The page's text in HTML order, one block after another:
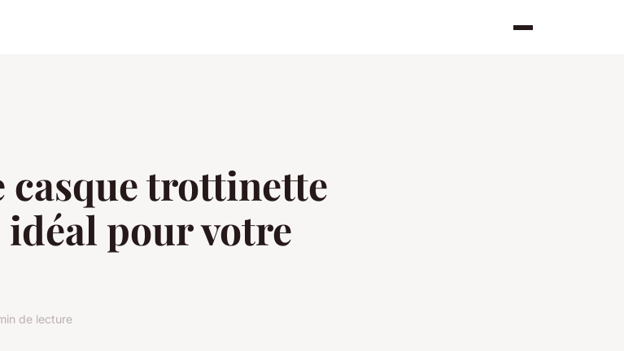
casque trottinette
pour votre
de lecture